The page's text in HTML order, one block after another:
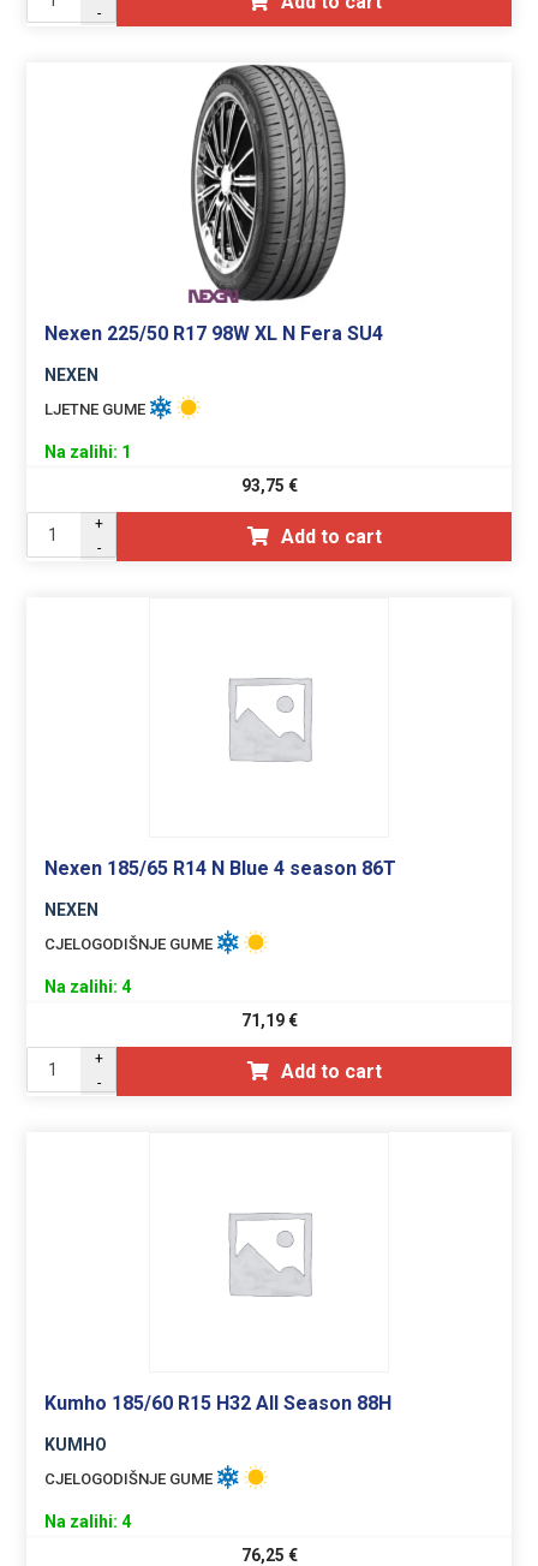
-
Nexen 225/50 R17 98W XL N Fera SU4
NEXEN
LJETNE GUME
Na zalihi: 1
93,75 €
+
-
Add to cart
Nexen 185/65 R14 N Blue 4 season 86T
NEXEN
CJELOGODIŠNJE GUME
Na zalihi: 4
71,19€
+
-
Add to cart
Kumho 185/60 R15 H32 All Season 88H
KUMHO
CJELOGODIŠNJE GUME
Na zalihi: 4
76,25 €